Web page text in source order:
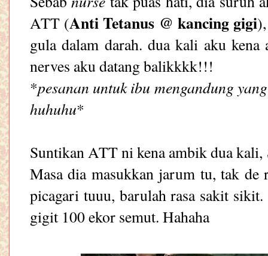
ATT (Anti Tetanus @ kancing gigi
gula dalam darah. dua kali aku
nerves aku datang balikkkk!!!
*pesanan untuk ibu mengandung
huhuhu*
Suntikan ATT ni kena ambik dua
Masa dia masukkan jarum tu, tak de
picagari tuuu, barulah rasa sakit
gigit 100 ekor semut. Hahaha